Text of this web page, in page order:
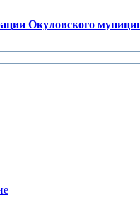
Окуловского